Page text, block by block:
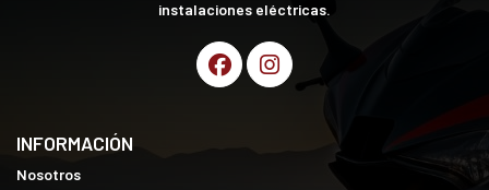
instalaciones eléctricas.
INFORMACIÓN
Nosotros